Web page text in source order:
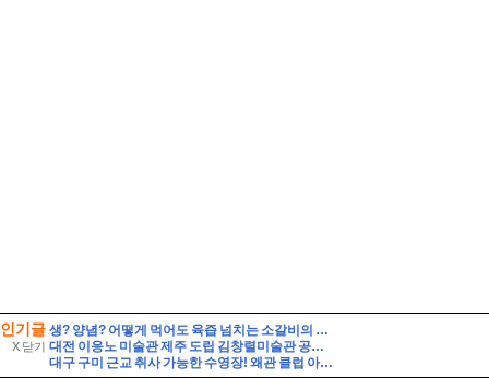
인기글
X 닫기
생? 양념? 어떻게 먹어도 육즙 넘치는 소갈비의 맛! 전국 소갈비 맛집
대전 이응노 미술관 제주 도립 김창렬미술관 공동기획 이응노김창열 대전산책로 한밭수목원 산책
대구 구미 근교 취사 가능한 수영장! 왜관 클럽 아이리스 아쿠아 솔직 방문기 (준비물·꿀팁 총정리)